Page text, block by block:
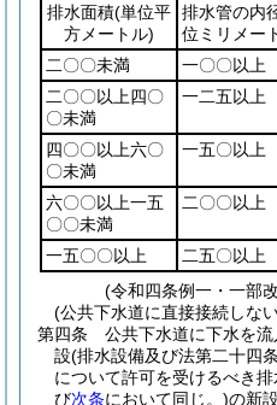
排水面積(単位平
方メートル)
排水管の内
位ミリメー
二〇〇未満 一〇〇以上
二〇〇以上四〇
〇未満
一二五以上
四〇〇以上六〇
〇未満
一五〇以上
六〇〇以上一五
〇〇未満
二〇〇以上
一五〇〇以上 二五〇以上
(令和四条例一・一部
(公共下水道に直接接続しな
第四条
公共下水道に下水を
設(排水設備及び法第二十四
について許可を受けるべき
び次条において同じ。)の新